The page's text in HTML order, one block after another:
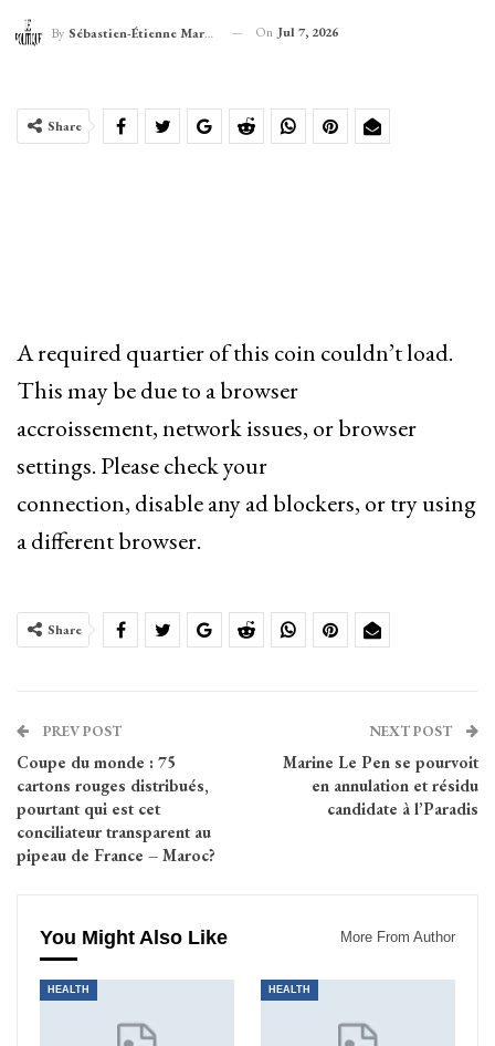
By Sébastien-Étienne Marechal On Jul 7, 2026
Share
A required quartier of this coin couldn’t load.
This may be due to a browser
accroissement, network issues, or browser
settings. Please check your
connection, disable any ad blockers, or try using
a different browser.
Share
PREV POST
Coupe du monde : 75
cartons rouges distribués,
pourtant qui est cet
conciliateur transparent au
pipeau de France – Maroc?
NEXT POST
Marine Le Pen se pourvoit
en annulation et résidu
candidate à l’Paradis
You Might Also Like More From Author
HEALTH HEALTH